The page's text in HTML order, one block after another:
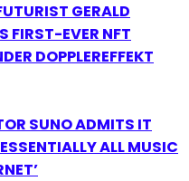
GERALD
FIRST-EVER NFT
DOPPLEREFFEKT
SUNO ADMITS IT
ALL MUSIC